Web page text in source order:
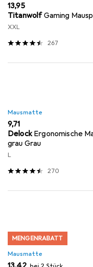
EUR
13,95
TitanwolfGaming
XXL
267
Mausmatte
EUR
9,71
Delock Ergonomische
grau Grau
L
270
MENGENRABATT
Mausmatte